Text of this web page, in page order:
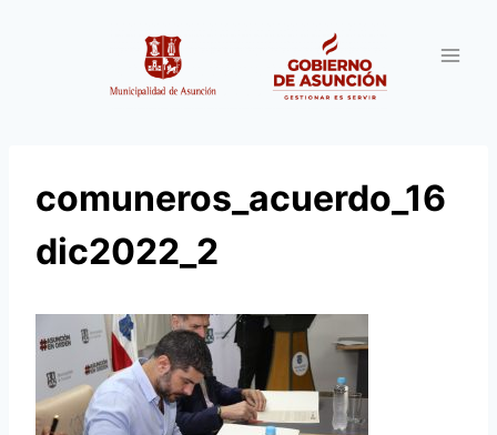
comuneros_acuerdo_16
dic2022_2